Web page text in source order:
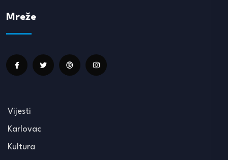
Mreže
Vijesti
Karlovac
Kultura